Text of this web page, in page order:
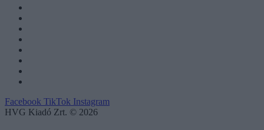
Facebook TikTok Instagram
HVG Kiadó Zrt. © 2026